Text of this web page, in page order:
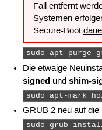
Fall entfernt
Systemen
Secure-Boot
sudo apt purge
Die etwaige
signed undshim-
sudo apt-mark
GRUB 2 neu auf
sudo grub-